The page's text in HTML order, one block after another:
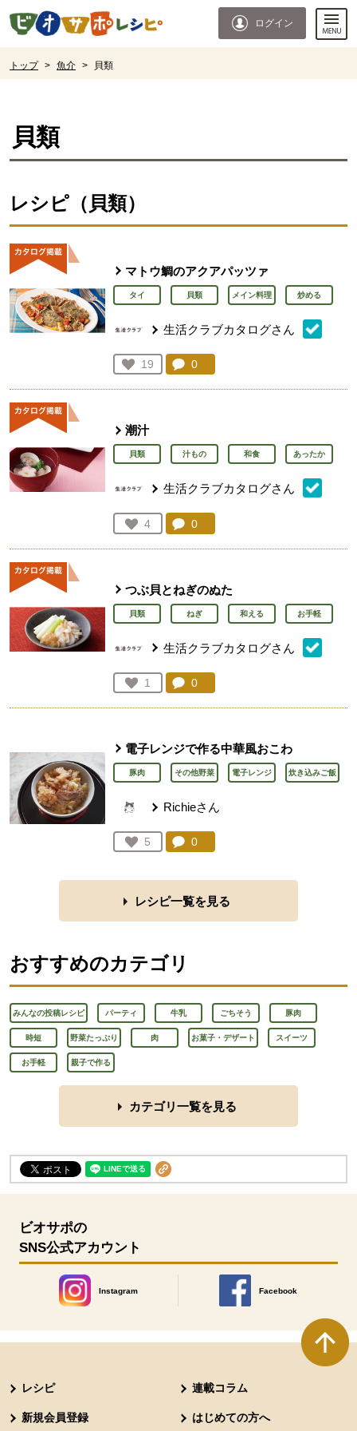
ページの先頭です。
ログイン
トップ > 魚介 > 貝類
貝類
レシピ（貝類）
マトウ鯛のアクアパッツァ
タイ 貝類 メイン料理 炒める
生活クラブカタログさん
お気に入り登録：
19
人が登録
コメント：
0
潮汁
貝類 汁もの 和食 あったか
生活クラブカタログさん
お気に入り登録：
4
人が登録
コメント：
0
つぶ貝とねぎのぬた
貝類 ねぎ 和える お手軽
生活クラブカタログさん
お気に入り登録：
1
人が登録
コメント：
0
電子レンジで作る中華風おこわ
豚肉 その他野菜 電子レンジ 炊き込みご飯
Richieさん
お気に入り登録：
5
人が登録
コメント：
0
レシピ一覧を見る
おすすめのカテゴリ
みんなの投稿レシピ パーティ 牛乳 ごちそう 豚肉
時短 野菜たっぷり 肉 お菓子・デザート スイーツ
お手軽 親子で作る
カテゴリ一覧を見る
ビオサポの
SNS公式アカウント
Instagram
別のウィンドウで開きます。
Facebook
別のウィンドウで開きます
レシピ 連載コラム
新規会員登録 はじめての方へ